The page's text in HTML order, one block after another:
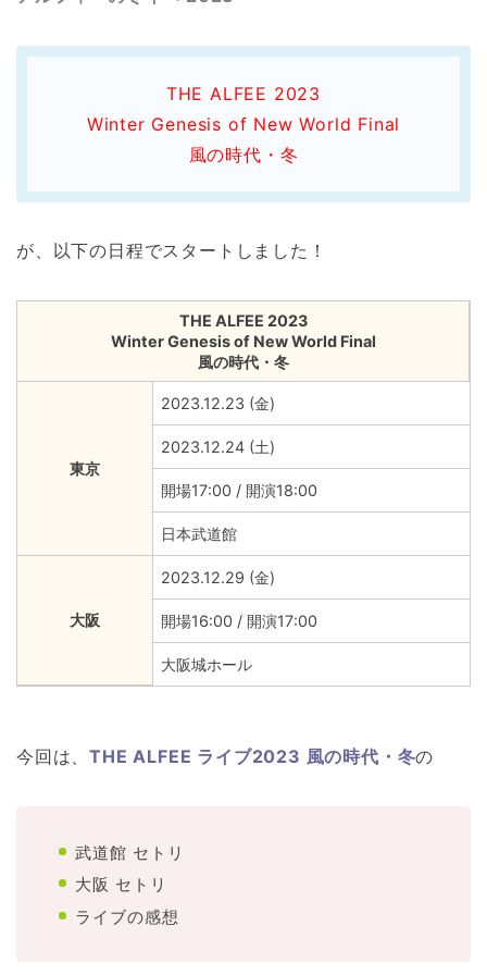
THE ALFEE 2023
Winter Genesis of New World Final
風の時代・冬
が、以下の日程でスタートしました！
THE ALFEE 2023
Winter Genesis of New World Final
風の時代・冬
東京
2023.12.23 (金)
2023.12.24 (土)
開場17:00 / 開演18:00
日本武道館
大阪
2023.12.29 (金)
開場16:00 / 開演17:00
大阪城ホール
今回は、THE ALFEE ライブ2023 風の時代・冬の
武道館 セトリ
大阪 セトリ
ライブの感想